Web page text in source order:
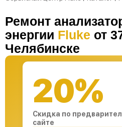
Ремонт
энергии Fluke от
Челябинске
20%
Скидка по
сайте